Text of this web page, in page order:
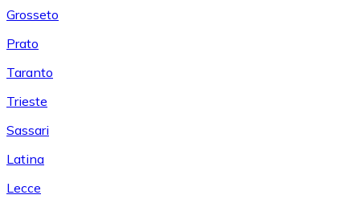
Grosseto
Prato
Taranto
Trieste
Sassari
Latina
Lecce